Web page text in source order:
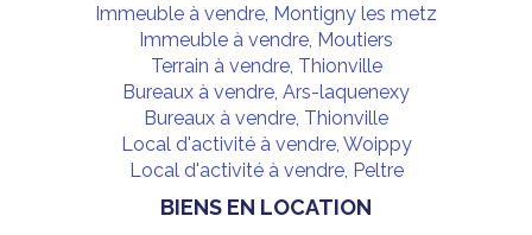
Immeuble à vendre, Montigny les metz
Immeuble à vendre, Moutiers
Terrain à vendre, Thionville
Bureaux à vendre, Ars-laquenexy
Bureaux à vendre, Thionville
Local d'activité à vendre, Woippy
Local d'activité à vendre, Peltre
BIENS EN LOCATION